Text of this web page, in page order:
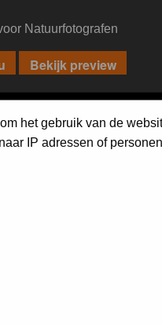
Natuurfotografen
het gebruik van de
IP adressen of